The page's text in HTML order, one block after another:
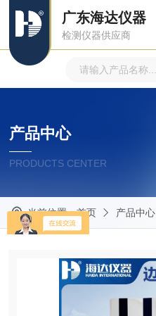
广东海达仪器
检测仪器供应商
产品中心
PRODUCTS CENTER
当前位置：首页 产品中心